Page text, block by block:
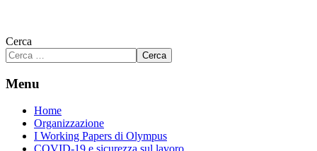
Cerca
Cerca
Menu
Home
Organizzazione
I Working Papers di Olympus